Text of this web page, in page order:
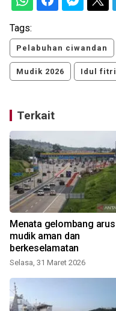
Tags:
Pelabuhan ciwandan
Mudik 2026 Idul fitri
Terkait
Menata gelombang arus
mudik aman dan
berkeselamatan
Selasa, 31 Maret 2026